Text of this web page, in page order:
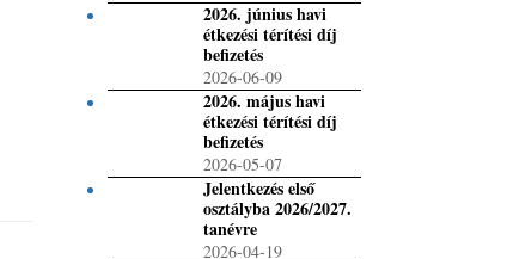
2026. június havi
étkezési térítési díj
befizetés
2026-06-09
2026. május havi
étkezési térítési díj
befizetés
2026-05-07
Jelentkezés első
osztályba 2026/2027.
tanévre
2026-04-19